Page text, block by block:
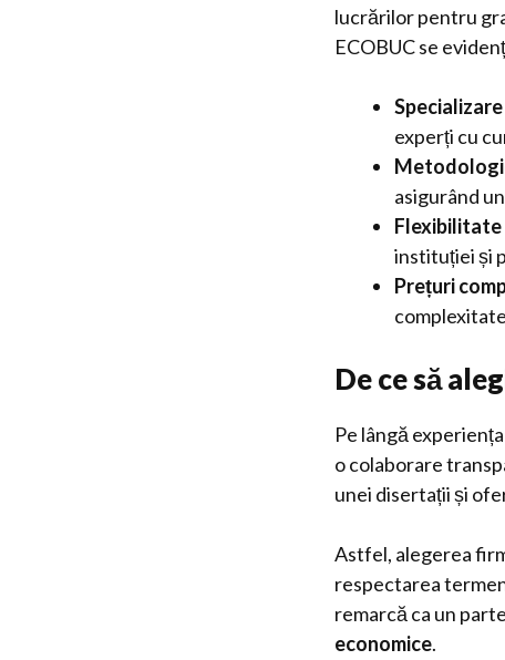
lucrărilor pentru
ECOBUC se
experți cu
asigurând
instituției și
Prețuri
De ce să
Pe lângă
o colaborare
unei disertații și
Astfel, alegerea
respectarea
remarcă ca un
economice.